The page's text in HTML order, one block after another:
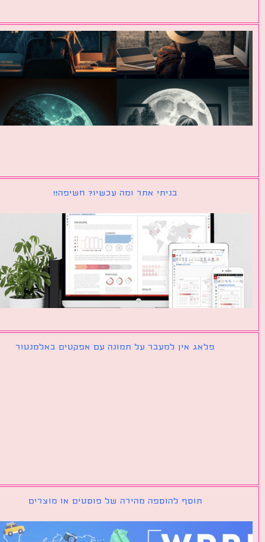
בניתי אתר ומה עכשיו? חשיפה!!
פלאג אין למעבר על תמונה עם אפקטים באלמנטור
תוסף להוספה מהירה של פוסטים או מוצרים